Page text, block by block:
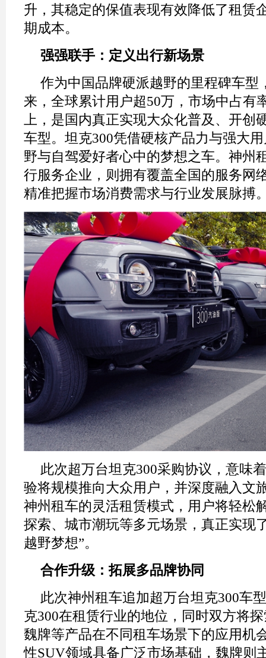
升，其稳定的保值表现有效降低了租赁
期成本。
强强联手：定义出行新场景
作为中国品牌硬派越野的里程碑车型
来，全球累计用户超50万，市场中占有
上，是国内真正实现大众化普及、开创
车型。坦克300凭借硬核产品力与强大
野与自驾爱好者心中的梦想之车。神州
行服务企业，则拥有覆盖全国的服务网
精准把握市场消费需求与行业发展脉搏
此次超万台坦克300采购协议，意味
验将规模推向大众用户，并深度融入文
神州租车的灵活租赁模式，用户将轻松
探索、城市潮玩等多元场景，真正实现
越野梦想”。
合作升级 ：拓展多品牌协同
此次神州租车追加超万台坦克300车
克300在租赁行业的地位，同时双方将
魏牌等产品在不同租车场景下的应用机
性SUV领域具备广泛市场基础，魏牌则